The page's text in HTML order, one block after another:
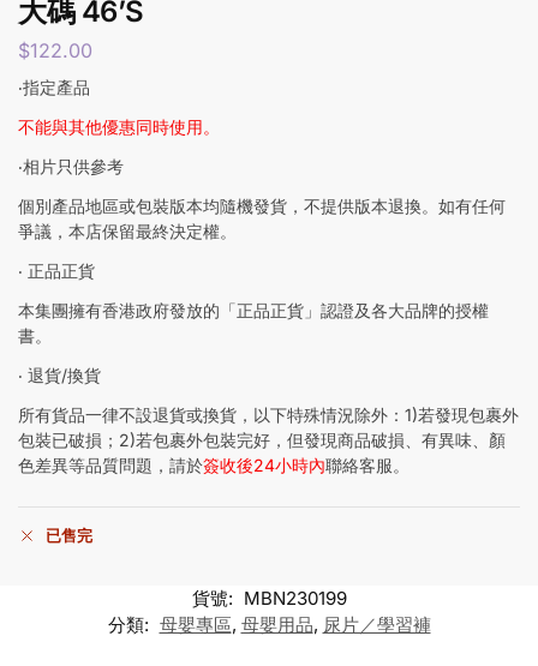
大碼 46’S
$122.00
‧指定產品
不能與其他優惠同時使用。
‧相片只供參考
個別產品地區或包裝版本均隨機發貨，不提供版本退換。如有任何
爭議，本店保留最終決定權。
‧ 正品正貨
本集團擁有香港政府發放的「正品正貨」認證及各大品牌的授權
書。
‧ 退貨/換貨
所有貨品一律不設退貨或換貨，以下特殊情況除外：1)若發現包裹外
包裝已破損；2)若包裹外包裝完好，但發現商品破損、有異味、顏
色差異等品質問題，請於簽收後24小時內聯絡客服。
已售完
貨號: MBN230199
分類: 母嬰專區, 母嬰用品, 尿片／學習褲